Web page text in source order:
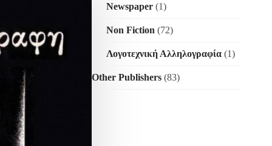
Newspaper (1)
Non Fiction (72)
Λογοτεχνική Αλληλογραφία (1)
Other Publishers (83)